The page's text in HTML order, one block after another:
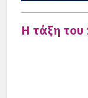
προαύλιο της
Ώρα
και στις 8 θα
Η τάξη του